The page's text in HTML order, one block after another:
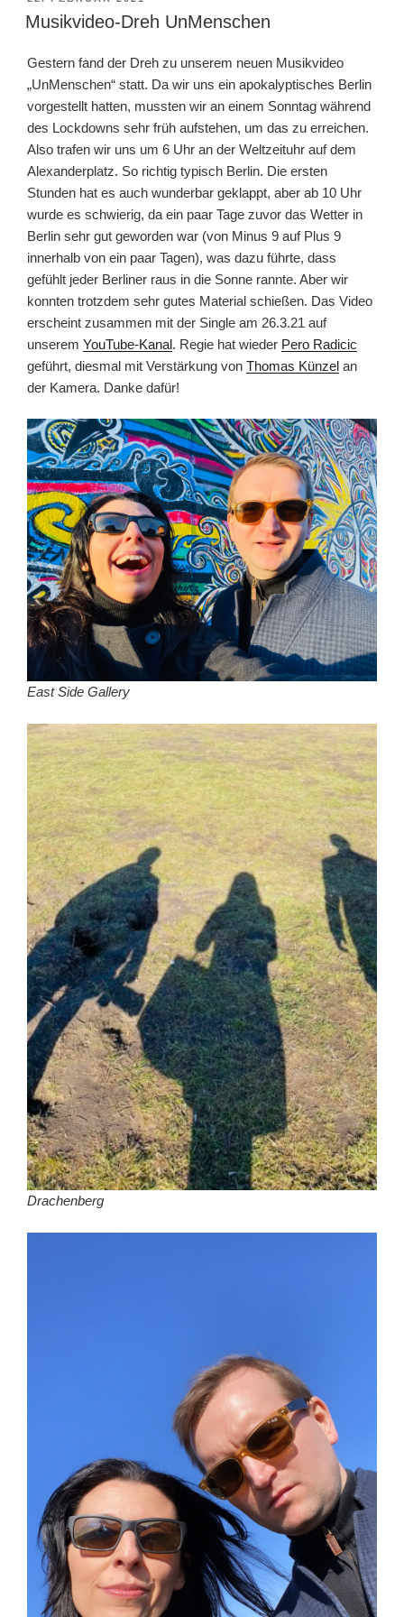
AM
Musikvideo-Dreh UnMenschen
Gestern fand der Dreh zu unserem neuen Musikvideo
„UnMenschen“ statt. Da wir uns ein apokalyptisches Berlin
vorgestellt hatten, mussten wir an einem Sonntag während
des Lockdowns sehr früh aufstehen, um das zu erreichen.
Also trafen wir uns um 6 Uhr an der Weltzeituhr auf dem
Alexanderplatz. So richtig typisch Berlin. Die ersten
Stunden hat es auch wunderbar geklappt, aber ab 10 Uhr
wurde es schwierig, da ein paar Tage zuvor das Wetter in
Berlin sehr gut geworden war (von Minus 9 auf Plus 9
innerhalb von ein paar Tagen), was dazu führte, dass
gefühlt jeder Berliner raus in die Sonne rannte. Aber wir
konnten trotzdem sehr gutes Material schießen. Das Video
erscheint zusammen mit der Single am 26.3.21 auf
unserem YouTube-Kanal. Regie hat wieder Pero Radicic
geführt, diesmal mit Verstärkung von Thomas Künzel an
der Kamera. Danke dafür!
East Side Gallery
Drachenberg